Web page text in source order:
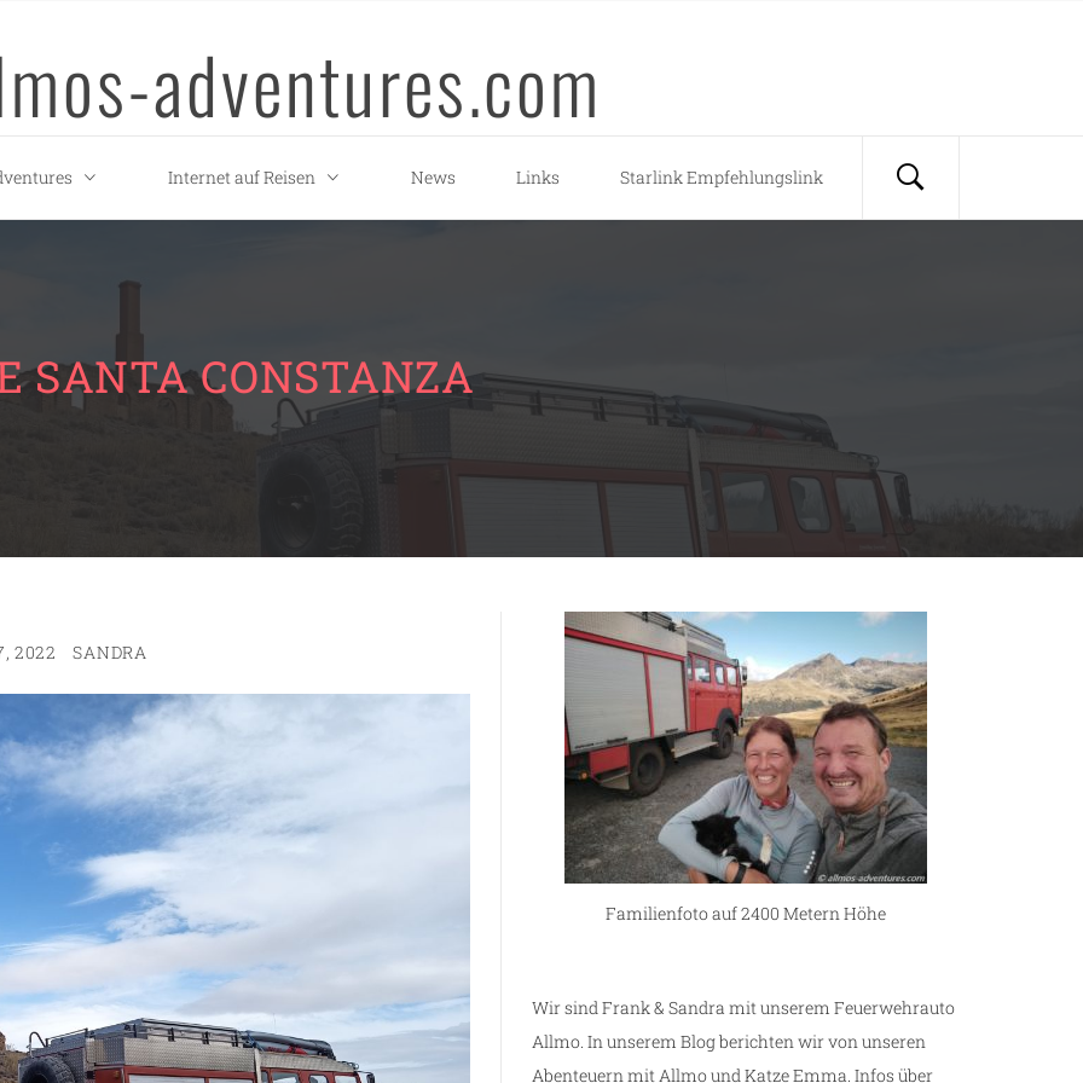
adventures.com
Internet auf Reisen News Links Starlink Empfehlungslink
SANTA CONSTANZA
2022 SANDRA
Familienfoto auf 2400 Metern Höhe
Wir sind Frank & Sandra mit unserem Feuerwehrauto
Allmo. In unserem Blog berichten wir von unseren
Abenteuern mit Allmo und Katze Emma. Infos über